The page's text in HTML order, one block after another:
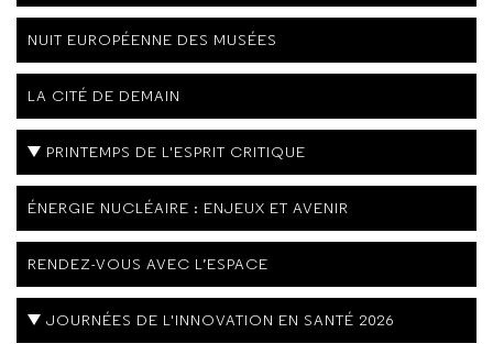
NUIT EUROPÉENNE DES MUSÉES
LA CITÉ DE DEMAIN
PRINTEMPS DE L'ESPRIT CRITIQUE
ÉNERGIE NUCLÉAIRE : ENJEUX ET AVENIR
RENDEZ-VOUS AVEC L’ESPACE
JOURNÉES DE L'INNOVATION EN SANTÉ 2026